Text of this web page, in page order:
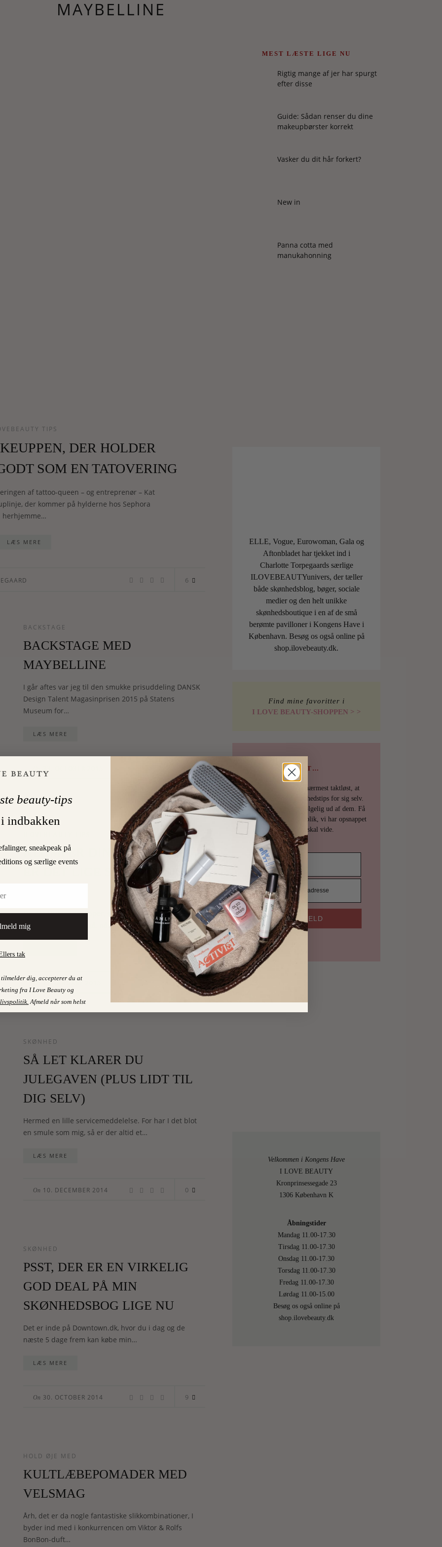
MAYBELLINE
TIPS
DER HOLDER
SOM EN TATOVERING
af tattoo-queen – og entreprenør – Kat
der kommer på hylderne hos Sephora
herhjemme…
LÆS MERE
6
BACKSTAGE
BACKSTAGE MED
MAYBELLINE
I går aftes var jeg til den smukke prisuddeling DANSK
Design Talent Magasinprisen 2015 på Statens
Museum for…
LÆS MERE
2
KLUMPER DINE VIPPER? SÅ
ER DET LIGE SOM DET SKAL
De dér klumpede vipper, som du bruger tid og
remedier på at undgå, når du lægger mascara om…
On 21. JANUARY 2015 2
SKØNHED
SÅ LET KLARER DU
JULEGAVEN (PLUS LIDT TIL
DIG SELV)
Hermed en lille servicemeddelelse. For har I det blot
en smule som mig, så er der altid et…
LÆS MERE
On 10. DECEMBER 2014 0
SKØNHED
PSST, DER ER EN VIRKELIG
GOD DEAL PÅ MIN
SKØNHEDSBOG LIGE NU
Det er inde på Downtown.dk, hvor du i dag og de
næste 5 dage frem kan købe min…
LÆS MERE
On 30. OCTOBER 2014 9
HOLD ØJE MED
KULTLÆBEPOMADER MED
VELSMAG
Årh, det er da nogle fantastiske slikkombinationer, I
byder ind med i konkurrencen om Viktor & Rolfs
BonBon-duft…
MEST LÆSTE LIGE NU
Rigtig mange af jer har spurgt
efter disse
Guide: Sådan renser du dine
makeupbørster korrekt
Vasker du dit hår forkert?
New in
Panna cotta med
manukahonning
ELLE, Vogue, Eurowoman, Gala og
Aftonbladet har tjekket ind i
Charlotte Torpegaards særlige
ILOVEBEAUTYunivers, der tæller
både skønhedsblog, bøger, sociale
medier og den helt unikke
skønhedsboutique i en af de små
berømte pavilloner i Kongens Have i
København. Besøg os også online på
shop.ilovebeauty.dk.
Find mine favoritter i
I LOVE BEAUTY-SHOPPEN > >
PSST…
Det er uhøfligt, ja nærmest taktløst, at
holde de bedste skønhedstips for sig selv.
Derfor deler vi selvfølgelig ud af dem. Få
en mail fra os det øjeblik, vi har opsnappet
noget, du skal vide.
TILMELD
Velkommen i Kongens Have
I LOVE BEAUTY
Kronprinsessegade 23
1306 København K
Åbningstider
Mandag 11.00-17.30
Tirsdag 11.00-17.30
Onsdag 11.00-17.30
Torsdag 11.00-17.30
Fredag 11.00-17.30
Lørdag 11.00-15.00
Besøg os også online på
shop.ilovebeauty.dk
beauty-tips
indbakken
sneakpeak på
og særlige events
mig
tak
dig, accepterer du at
fra I Love Beauty og
Afmeld når som helst